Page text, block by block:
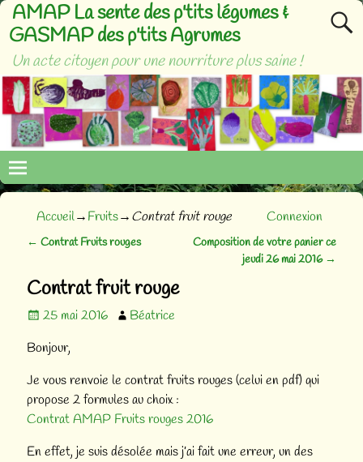
AMAP La sente des p'tits légumes &
GASMAP des p'tits Agrumes
Un acte citoyen pour une nourriture plus saine !
Accueil→Fruits→Contrat fruit rouge Connexion
← Contrat Fruits rouges
Composition de votre panier ce
jeudi 26 mai 2016 →
Contrat fruit rouge
25 mai 2016
Béatrice
Bonjour,
Je vous renvoie le contrat fruits rouges (celui en pdf) qui
propose 2 formules au choix :
Contrat AMAP Fruits rouges 2016
En effet, je suis désolée mais j’ai fait une erreur, un des